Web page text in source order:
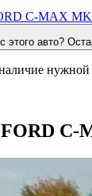
C-MAX
этого авто?
нужной
FORD C-